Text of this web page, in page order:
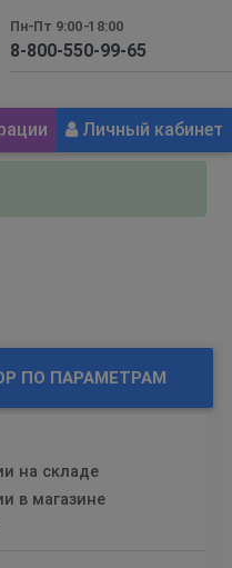
Пн-Пт 9:00-18:00
Личный кабинет
ПО ПАРАМЕТРАМ
на складе
в магазине